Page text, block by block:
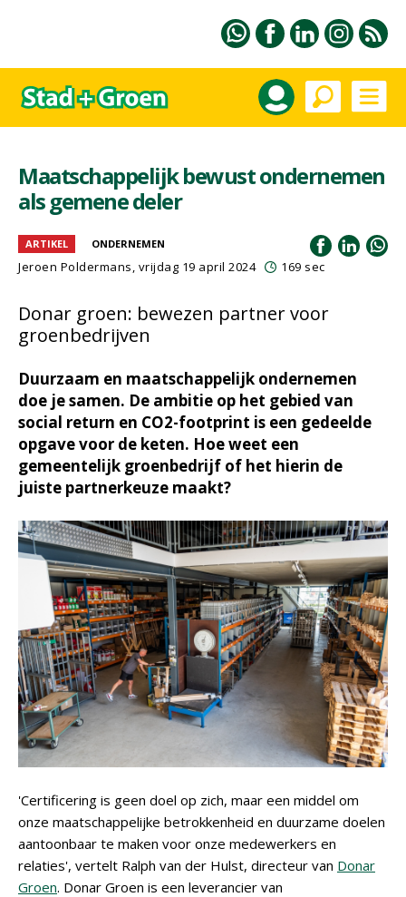
Maatschappelijk bewust ondernemen
als gemene deler
ARTIKEL ONDERNEMEN
Jeroen Poldermans, vrijdag 19 april 2024 169 sec
Donar groen: bewezen partner voor
groenbedrijven
Duurzaam en maatschappelijk ondernemen
doe je samen. De ambitie op het gebied van
social return en CO2-footprint is een gedeelde
opgave voor de keten. Hoe weet een
gemeentelijk groenbedrijf of het hierin de
juiste partnerkeuze maakt?
'Certificering is geen doel op zich, maar een middel om
onze maatschappelijke betrokkenheid en duurzame doelen
aantoonbaar te maken voor onze medewerkers en
relaties', vertelt Ralph van der Hulst, directeur van Donar
Groen. Donar Groen is een leverancier van